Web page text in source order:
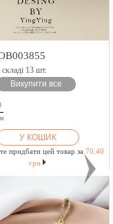
13 шт.
Викупити все
У КОШИК
придбати цей товар за 70.40
грн